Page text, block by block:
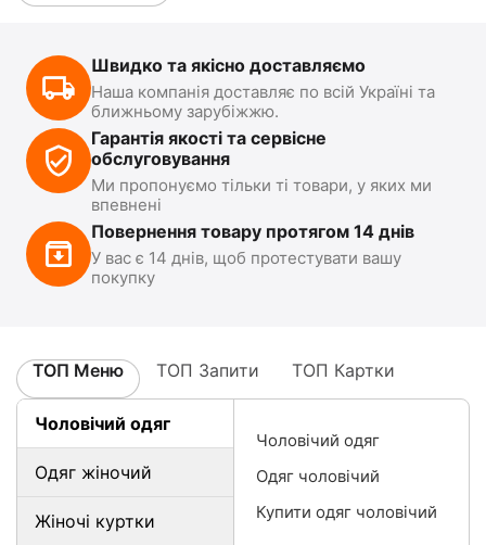
Швидко та якісно доставляємо
Наша компанія доставляє по всій Україні та
ближньому зарубіжжю.
Гарантія якості та сервісне
обслуговування
Ми пропонуємо тільки ті товари, у яких ми
впевнені
Повернення товару протягом 14 днів
У вас є 14 днів, щоб протестувати вашу
покупку
ТОП Меню ТОП Запити ТОП Картки
Чоловічий одяг
Одяг жіночий
Жіночі куртки
Чоловічий одяг
Одяг чоловічий
Купити одяг чоловічий